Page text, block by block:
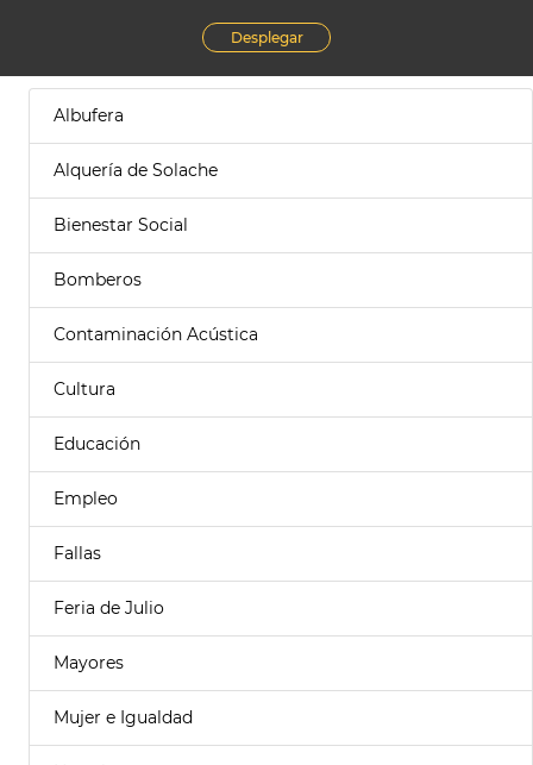
Desplegar
Albufera
Alquería de Solache
Bienestar Social
Bomberos
Contaminación Acústica
Cultura
Educación
Empleo
Fallas
Feria de Julio
Mayores
Mujer e Igualdad